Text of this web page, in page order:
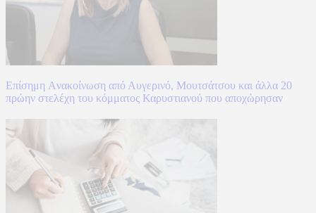
Επίσημη Aνακοίνωση από Αυγερινό, Μουτσάτσου και άλλα 20
πρώην στελέχη του κόμματος Καρυστιανού που αποχώρησαν